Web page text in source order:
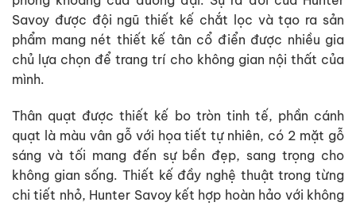
Savoy được đội ngũ thiết kế chắt lọc và tạo ra sản
phẩm mang nét thiết kế tân cổ điển được nhiều gia
chủ lựa chọn để trang trí cho không gian nội thất của
mình.
Thân quạt được thiết kế bo tròn tinh tế, phần cánh
quạt là màu vân gỗ với họa tiết tự nhiên, có 2 mặt gỗ
sáng và tối mang đến sự bền đẹp, sang trọng cho
không gian sống. Thiết kế đầy nghệ thuật trong từng
chi tiết nhỏ, Hunter Savoy kết hợp hoàn hảo với không